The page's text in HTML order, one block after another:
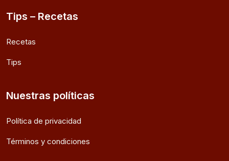
Tips – Recetas
Recetas
Tips
Nuestras políticas
Política de privacidad
Términos y condiciones